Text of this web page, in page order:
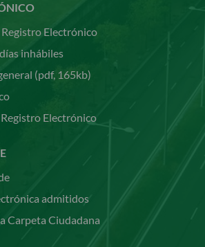
Electrónico
inhábiles
(pdf, 165kb)
Electrónico
admitidos
Carpeta Ciudadana